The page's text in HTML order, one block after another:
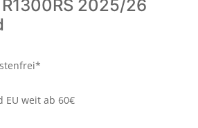
2025/26
€.
EU weit ab 60€